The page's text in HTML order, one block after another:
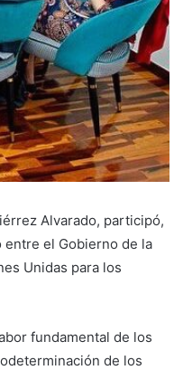
Alvarado, participó,
el Gobierno de la
Unidas para los
fundamental de los
de los